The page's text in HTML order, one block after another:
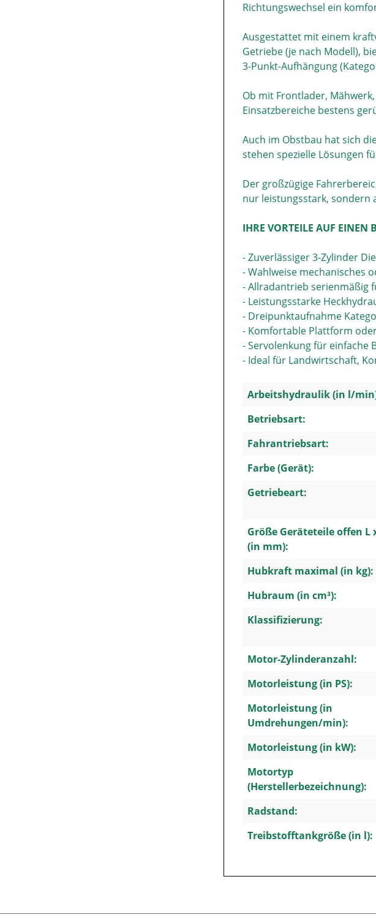
Richtungswechsel ein
Ausgestattet mit einem
Getriebe (je nach Modell),
3-Punkt-Aufhängung
Ob mit Frontlader,
Einsatzbereiche bestens
Auch im Obstbau hat sich
stehen spezielle Lösungen
Der großzügige
nur leistungsstark, sondern
IHRE VORTEILE AUF EINEN
- Zuverlässiger 3-Zylinder
- Wahlweise mechanisches
- Allradantrieb serienmäßig
- Leistungsstarke
- Dreipunktaufnahme
- Komfortable Plattform
- Servolenkung für einfache
- Ideal für Landwirtschaft,
Arbeitshydraulik (in l/
Betriebsart:
Fahrantriebsart:
Farbe (Gerät):
Getriebeart:
Größe Geräteteile offen L
(in mm):
Hubkraft maximal (in kg):
Hubraum (in cm³):
Klassifizierung:
Motor-Zylinderanzahl:
Motorleistung (in PS):
Motorleistung (in
Umdrehungen/min):
Motorleistung (in kW):
Motortyp
(Herstellerbezeichnung):
Radstand:
Treibstofftankgröße (in l):